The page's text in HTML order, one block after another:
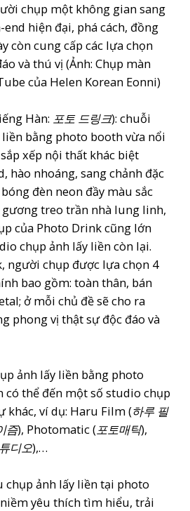
chụp một không gian sang
hiện đại, phá cách, đồng
còn cung cấp các lựa chọn
và thú vị (Ảnh: Chụp màn
của Helen Korean Eonni)
Hàn: 포토 드링크): chuỗi
bằng photo booth vừa nổi
xếp nội thất khác biệt
hào nhoáng, sang chảnh đặc
đèn neon đầy màu sắc
treo trần nhà lung linh,
của Photo Drink cũng lớn
chụp ảnh lấy liền còn lại.
người chụp được lựa chọn 4
bao gồm: toàn thân, bán
ở mỗi chủ đề sẽ cho ra
phong vị thật sự độc đáo và
ảnh lấy liền bằng photo
có thể đến một số studio chụp
khác, ví dụ: Haru Film (하루 필
즘), Photomatic (포토매틱),
디오),…
ảnh lấy liền tại photo
yêu thích tìm hiểu, trải